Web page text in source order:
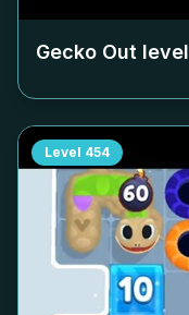
Gecko Out level
Level 454